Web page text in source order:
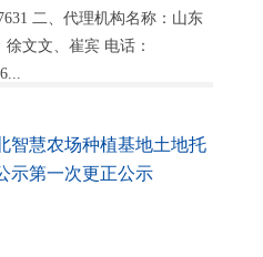
二、代理机构名称：山东
文文、崔宾 电话：
智慧农场种植基地土地托
示第一次更正公示